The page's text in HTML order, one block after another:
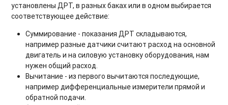
установлены ДРТ, в разных баках или в одном выбирается
соответствующее действие:
Суммирование - показания ДРТ складываются,
например разные датчики считают расход на основной
двигатель и на силовую установку оборудования, нам
нужен общий расход.
Вычитание - из первого вычитаются последующие,
например дифференциальные измерители прямой и
обратной подачи.